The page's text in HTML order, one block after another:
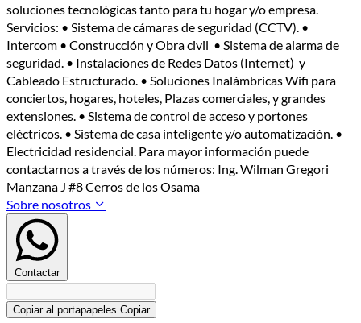
soluciones tecnológicas tanto para tu hogar y/o empresa.
Servicios: • Sistema de cámaras de seguridad (CCTV). •
Intercom • Construcción y Obra civil • Sistema de alarma de
seguridad. • Instalaciones de Redes Datos (Internet) y
Cableado Estructurado. • Soluciones Inalámbricas Wifi para
conciertos, hogares, hoteles, Plazas comerciales, y grandes
extensiones. • Sistema de control de acceso y portones
eléctricos. • Sistema de casa inteligente y/o automatización. •
Electricidad residencial. Para mayor información puede
contactarnos a través de los números: Ing. Wilman Gregori
Manzana J #8 Cerros de los Osama
Sobre nosotros
Contactar
Copiar al portapapeles Copiar